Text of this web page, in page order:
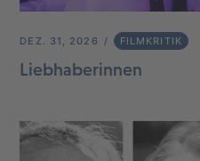
DEZ. 31, 2026 FILMKRITIK
Liebhaberinnen